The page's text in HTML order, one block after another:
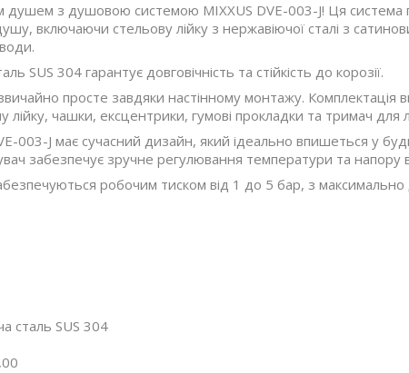
душем з душовою системою MIXXUS DVE-003-J! Ця система
включаючи стельову лійку з нержавіючої сталі з
SUS 304 гарантує довговічність та стійкість до корозії.
просте завдяки настінному монтажу. Комплектація
чашки, ексцентрики, гумові прокладки та тримач для
003-J має сучасний дизайн, який ідеально впишеться у
забезпечує зручне регулювання температури та напору
робочим тиском від 1 до 5 бар, з
сталь SUS 304